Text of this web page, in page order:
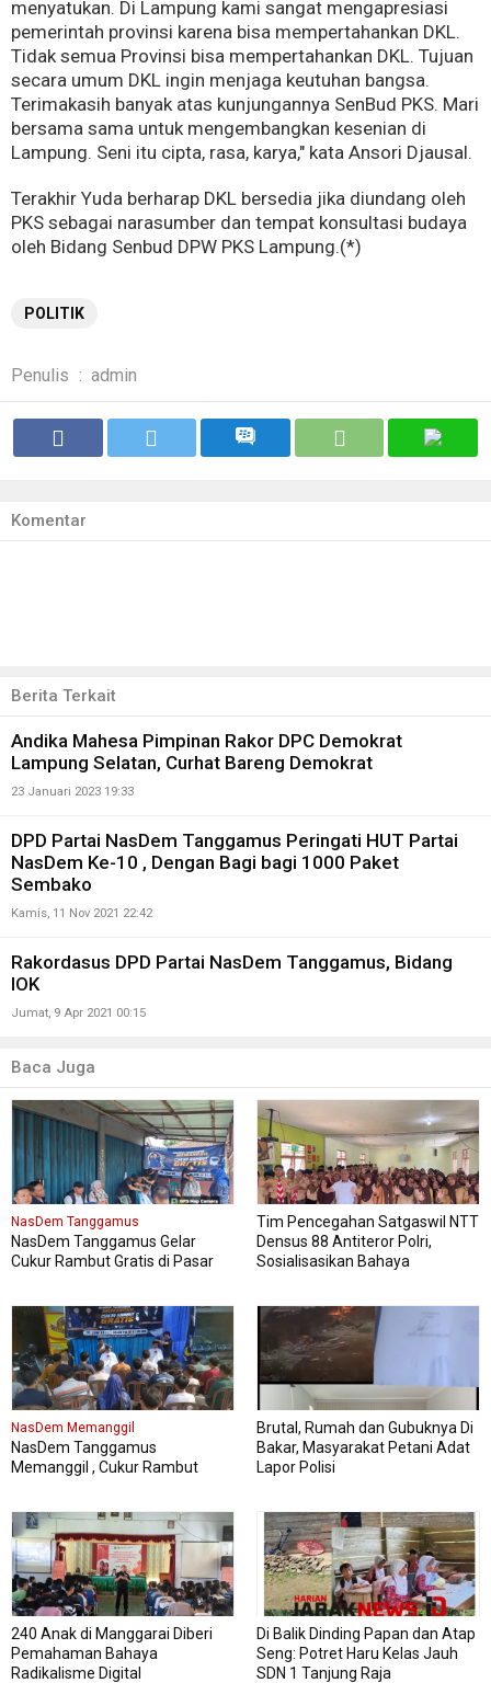
menyatukan. Di Lampung kami sangat mengapresiasi
pemerintah provinsi karena bisa mempertahankan DKL.
Tidak semua Provinsi bisa mempertahankan DKL. Tujuan
secara umum DKL ingin menjaga keutuhan bangsa.
Terimakasih banyak atas kunjungannya SenBud PKS. Mari
bersama sama untuk mengembangkan kesenian di
Lampung. Seni itu cipta, rasa, karya," kata Ansori Djausal.
Terakhir Yuda berharap DKL bersedia jika diundang oleh
PKS sebagai narasumber dan tempat konsultasi budaya
oleh Bidang Senbud DPW PKS Lampung.(*)
POLITIK
Penulis : admin
Komentar
Berita Terkait
Andika Mahesa Pimpinan Rakor DPC Demokrat
Lampung Selatan, Curhat Bareng Demokrat
23 Januari 2023 19:33
DPD Partai NasDem Tanggamus Peringati HUT Partai
NasDem Ke-10 , Dengan Bagi bagi 1000 Paket
Sembako
Kamis, 11 Nov 2021 22:42
Rakordasus DPD Partai NasDem Tanggamus, Bidang
IOK
Jumat, 9 Apr 2021 00:15
Baca Juga
NasDem Tanggamus
NasDem Tanggamus Gelar
Cukur Rambut Gratis di Pasar
Tim Pencegahan Satgaswil NTT
Densus 88 Antiteror Polri,
Sosialisasikan Bahaya
(IRET), Pada 339 siswa kelas XI
dan XII MAN Manggarai Barat
NasDem Memanggil
NasDem Tanggamus
Memanggil , Cukur Rambut
Brutal, Rumah dan Gubuknya Di
Bakar, Masyarakat Petani Adat
Lapor Polisi
240 Anak di Manggarai Diberi
Pemahaman Bahaya
Radikalisme Digital
Di Balik Dinding Papan dan Atap
Seng: Potret Haru Kelas Jauh
SDN 1 Tanjung Raja